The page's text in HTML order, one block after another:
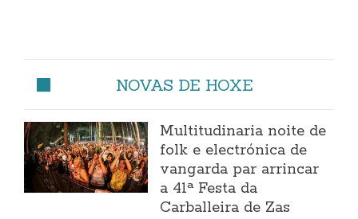
NOVAS DE HOXE
Multitudinaria noite de
folk e electrónica de
vangarda par arrincar
a 41ª Festa da
Carballeira de Zas